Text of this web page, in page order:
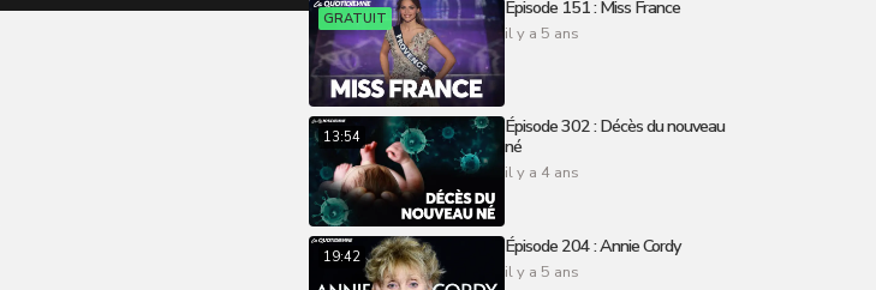
GRATUIT Épisode 151 : Miss France
il y a 5 ans
13:54
Épisode 302 : Décès du nouveau
né
il y a 4 ans
19:42 Épisode 204 : Annie Cordy
il y a 5 ans